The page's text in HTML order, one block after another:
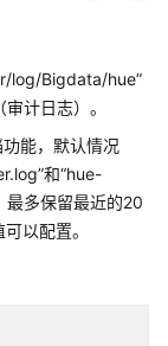
log/Bigdata/hue”
计日志）。
能，默认情况
和“hue-
最多保留最近的20
以配置。